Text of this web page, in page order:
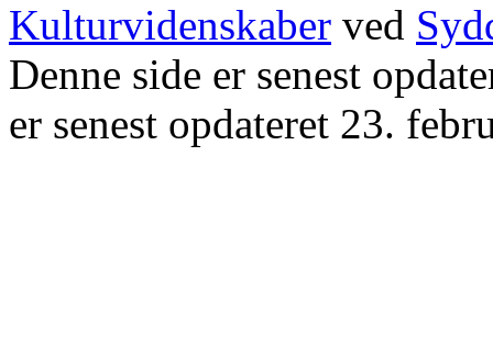
Kulturvidenskaber ved
Denne side er senest
er senest opdateret 23.